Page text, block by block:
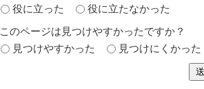
役に立った
役に立たなかった
このページは見つけやすかったですか？
見つけやすかった
見つけにくかった